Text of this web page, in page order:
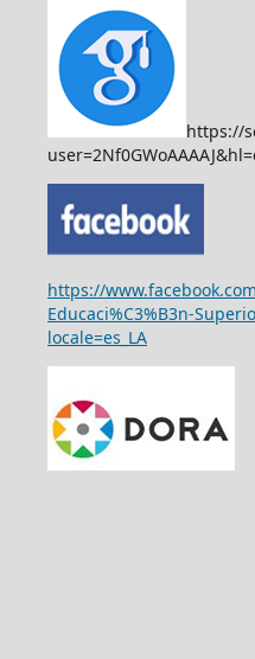
https://
https://
Educaci%C3%B3n-
locale=es_LA